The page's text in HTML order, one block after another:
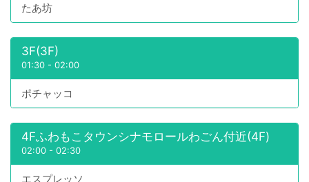
たあ坊
3F(3F)
01:30 - 02:00
ポチャッコ
4Fふわもこタウンシナモロールわごん付近(4F)
02:00 - 02:30
エスプレッソ